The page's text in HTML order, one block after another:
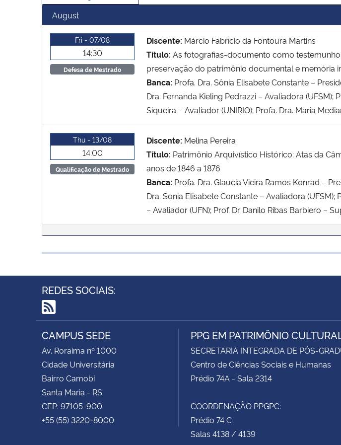
August
Fri - 07/08
14:30
Defesa de Mestrado
Discente: Márcio Fabrício da Fontoura Martins
Título:As fotografias-documento como
preservação do patrimônio documental e memória
Banca: Profa. Dra. Sônia Elisabete Constante –
Dra. Fernanda Kieling Pedrazzi – Avaliadora (UFSM);
Siqueira – Avaliador (UNIRIO); Profa. Dra. Maria
Thu - 13/08
14:00
Qualificação de Mestrado
Discente: Melina Pereira
Título: Patrimônio Arquivístico Histórico: Atas da
anos de 1846 a 1876
Banca: Profa. Dra. Glaucia Vieira Ramos Konrad –
Dra. Sonia Elisabete Constante – Avaliadora (UFSM);
– Avaliador (UFN); Prof. Dr. Danilo Ribas Barbiero –
REDES SOCIAIS:
RSS
CAMPUS SEDE
Av. Roraima nº 1000
Cidade Universitária
Bairro Camobi
Santa Maria - RS
CEP: 97105-900
+55 (55) 3220-8000
PPG EM PATRIMÔNIO
SECRETARIA INTEGRADA DE PÓS-
Centro de Ciências Sociais e Humanas
Prédio 74A - Sala 2314
COORDENAÇÃO PPGPC:
Prédio 74 C
Salas 4138 / 4139